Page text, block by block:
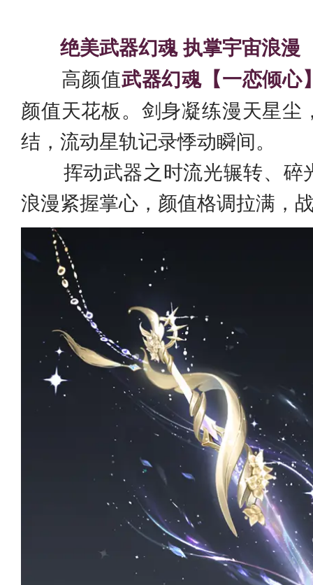
绝美武器幻魂 执掌宇宙浪漫
高颜值武器幻魂【一恋倾心
颜值天花板。剑身凝练漫天星尘
结，流动星轨记录悸动瞬间。
挥动武器之时流光辗转、碎
浪漫紧握掌心，颜值格调拉满，